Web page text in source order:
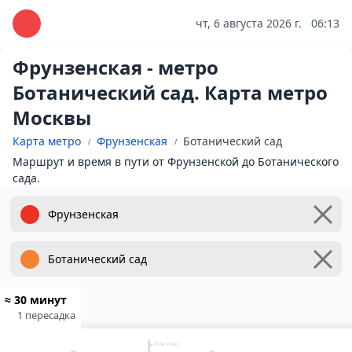
чт, 6 августа 2026 г. 06:13
Фрунзенская - метро
Ботанический сад. Карта метро
Москвы
Карта метро Фрунзенская
Ботанический сад
Маршрут и время в пути от Фрунзенской до Ботанического
сада.
≈ 30 минут
1 пересадка
Лианозово